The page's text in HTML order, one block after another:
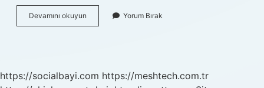
Devamını okuyun Lantanitler
B
Yorum Bırak
https://socialbayi.com https://meshtech.com.tr